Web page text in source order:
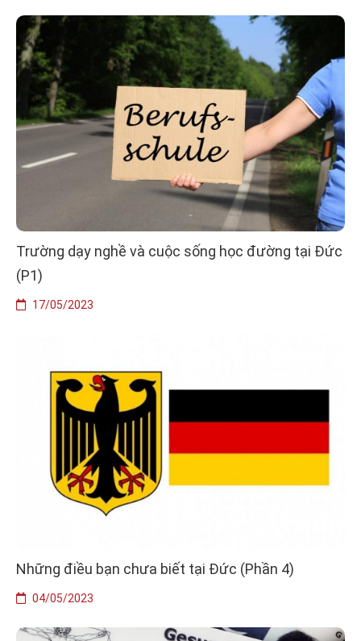
Trường dạy nghề và cuộc sống học đường tại Đức
(P1)
17/05/2023
Những điều bạn chưa biết tại Đức (Phần 4)
04/05/2023